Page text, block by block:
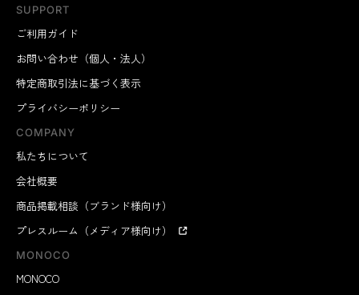
SUPPORT
ご利用ガイド
お問い合わせ（個人・法人）
特定商取引法に基づく表示
プライバシーポリシー
COMPANY
私たちについて
会社概要
商品掲載相談（ブランド様向け）
プレスルーム（メディア様向け）
MONOCO
MONOCO